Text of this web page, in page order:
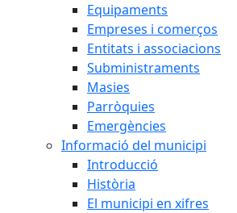
Equipaments
Empreses i comerços
Entitats i associacions
Subministraments
Masies
Parròquies
Emergències
Informació del municipi
Introducció
Història
El municipi en xifres